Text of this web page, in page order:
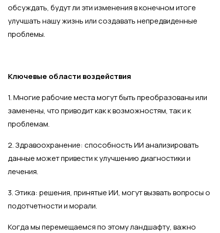
обсуждать, будут ли эти изменения в конечном итоге
улучшать нашу жизнь или создавать непредвиденные
проблемы.
Ключевые области воздействия
1. Многие рабочие места могут быть преобразованы или
заменены, что приводит как к возможностям, так и к
проблемам.
2. Здравоохранение: способность ИИ анализировать
данные может привести к улучшению диагностики и
лечения.
3. Этика: решения, принятые ИИ, могут вызвать вопросы о
подотчетности и морали.
Когда мы перемещаемся по этому ландшафту, важно